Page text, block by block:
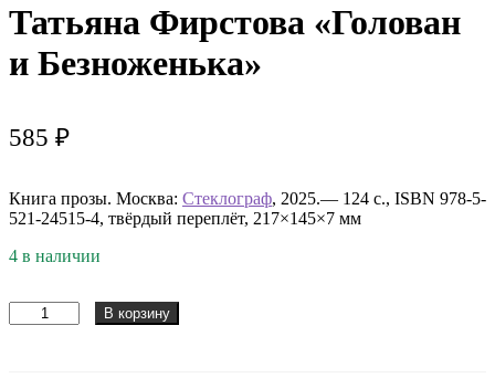
Татьяна Фирстова «Голован
и Безноженька»
585 ₽
Книга прозы. Москва: Стеклограф, 2025.— 124 с., ISBN 978-5-
521-24515-4, твёрдый переплёт, 217×145×7 мм
4 в наличии
Количество
товара
В корзину